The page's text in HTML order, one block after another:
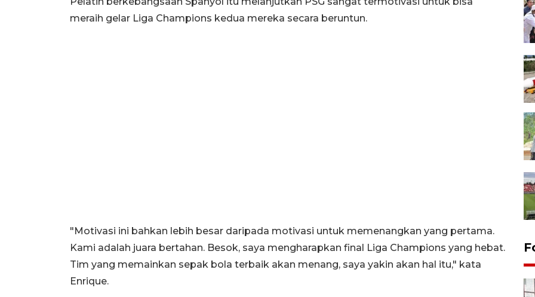
meraih gelar Liga Champions kedua mereka secara beruntun.
"Motivasi ini bahkan lebih besar daripada motivasi untuk memenangkan yang pertama.
Kami adalah juara bertahan. Besok, saya mengharapkan final Liga Champions yang hebat.
Tim yang memainkan sepak bola terbaik akan menang, saya yakin akan hal itu," kata
Enrique.